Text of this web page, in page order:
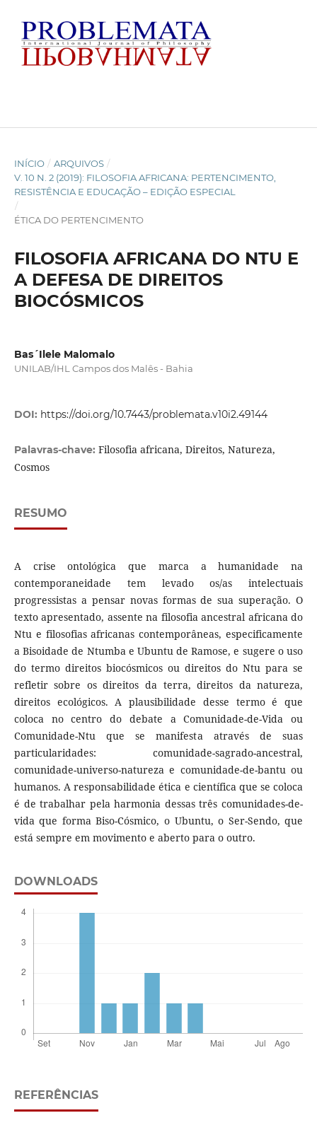
INÍCIO / ARQUIVOS /
V. 10 N. 2 (2019): FILOSOFIA AFRICANA: PERTENCIMENTO,
RESISTÊNCIA E EDUCAÇÃO – EDIÇÃO ESPECIAL
/
ÉTICA DO PERTENCIMENTO
FILOSOFIA AFRICANA DO NTU E
A DEFESA DE DIREITOS
BIOCÓSMICOS
Bas´Ilele Malomalo
UNILAB/IHL Campos dos Malês - Bahia
DOI: https://doi.org/10.7443/problemata.v10i2.49144
Palavras-chave: Filosofia africana, Direitos, Natureza,
Cosmos
RESUMO
A crise ontológica que marca a humanidade na
contemporaneidade tem levado os/as intelectuais
progressistas a pensar novas formas de sua superação. O
texto apresentado, assente na filosofia ancestral africana do
Ntu e filosofias africanas contemporâneas, especificamente
a Bisoidade de Ntumba e Ubuntu de Ramose, e sugere o uso
do termo direitos biocósmicos ou direitos do Ntu para se
refletir sobre os direitos da terra, direitos da natureza,
direitos ecológicos. A plausibilidade desse termo é que
coloca no centro do debate a Comunidade-de-Vida ou
Comunidade-Ntu que se manifesta através de suas
particularidades: comunidade-sagrado-ancestral,
comunidade-universo-natureza e comunidade-de-bantu ou
humanos. A responsabilidade ética e científica que se coloca
é de trabalhar pela harmonia dessas três comunidades-de-
vida que forma Biso-Cósmico, o Ubuntu, o Ser-Sendo, que
está sempre em movimento e aberto para o outro.
DOWNLOADS
REFERÊNCIAS